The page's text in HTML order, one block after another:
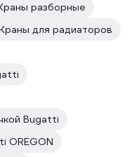
разборные
для радиаторов
Bugatti
OREGON